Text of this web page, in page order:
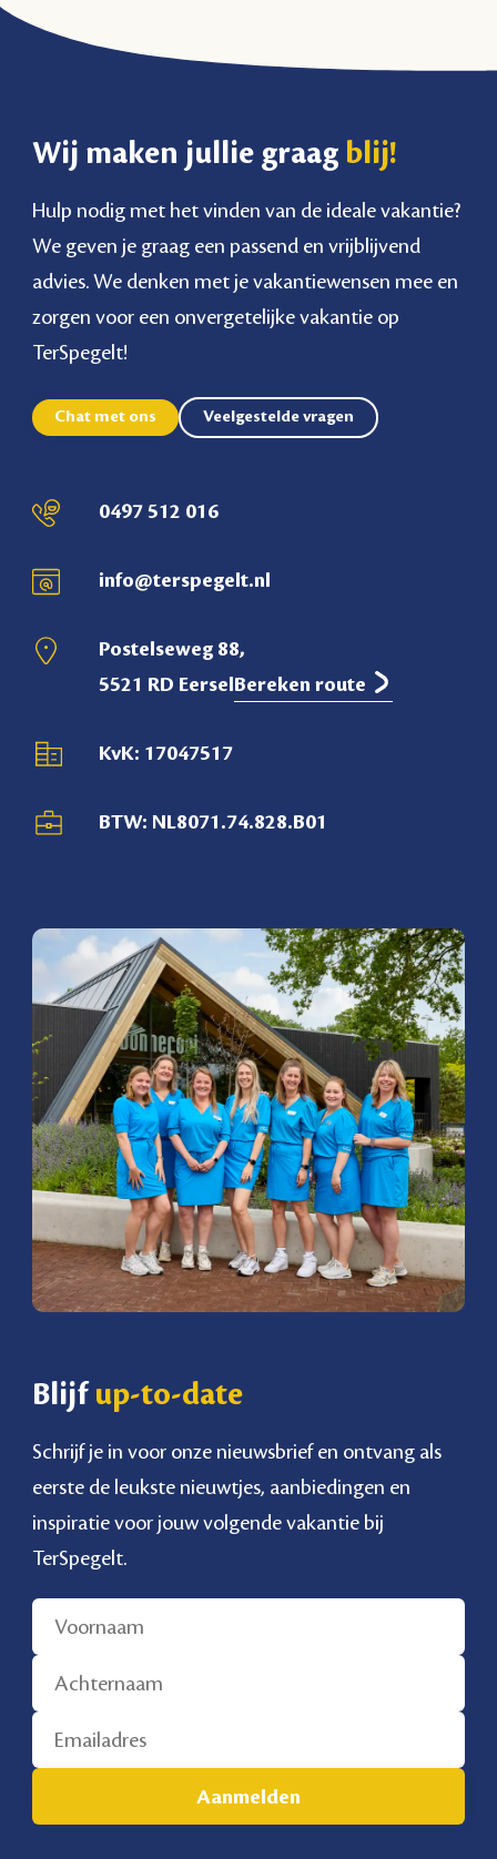
Wij maken jullie graag blij!
Hulp nodig met het vinden van de ideale vakantie?
We geven je graag een passend en vrijblijvend
advies. We denken met je vakantiewensen mee en
zorgen voor een onvergetelijke vakantie op
TerSpegelt!
Chat met ons Veelgestelde vragen
0497 512 016
info@terspegelt.nl
Postelseweg 88,
5521 RD EerselBereken route
KvK: 17047517
BTW: NL8071.74.828.B01
Blijf up-to-date
Schrijf je in voor onze nieuwsbrief en ontvang als
eerste de leukste nieuwtjes, aanbiedingen en
inspiratie voor jouw volgende vakantie bij
TerSpegelt.